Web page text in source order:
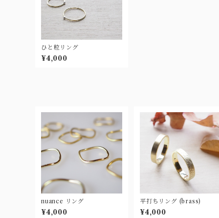
ひと粒リング
¥4,000
nuance リング
¥4,000
平打ちリング (brass)
¥4,000